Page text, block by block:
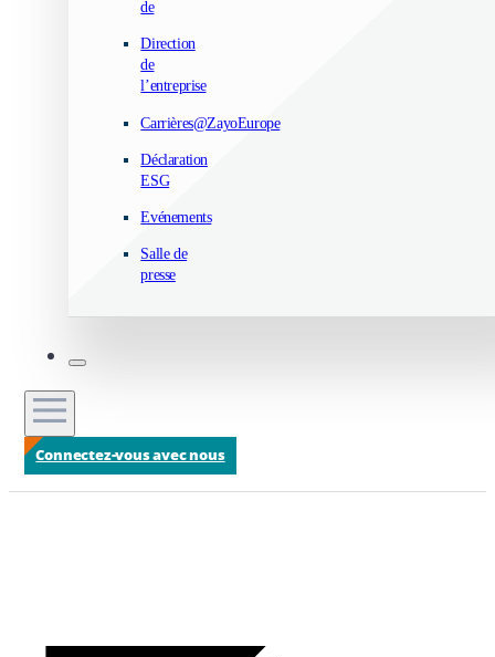
de
Direction
de
l’entreprise
Carrières@ZayoEurope
Déclaration
ESG
Evénements
Salle de
presse
Connectez-vous avec nous